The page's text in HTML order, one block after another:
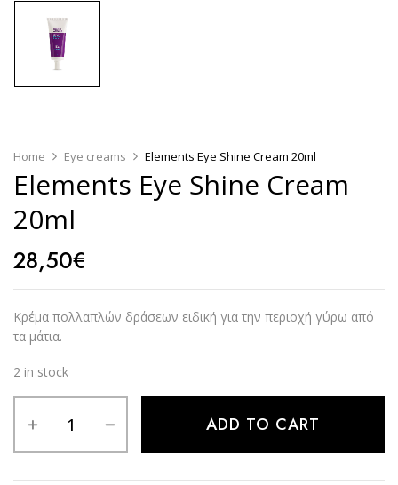
Home Eye creams Elements Eye Shine Cream 20ml
Elements Eye Shine Cream
20ml
28,50€
Κρέμα πολλαπλών δράσεων ειδική για την περιοχή γύρω από
τα μάτια.
2 in stock
ADD TO CART